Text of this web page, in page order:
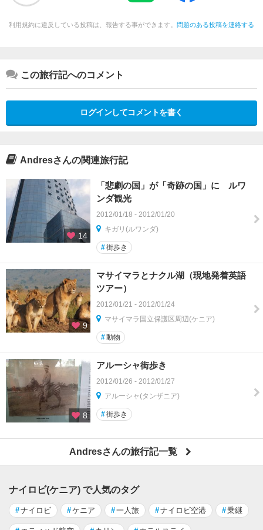
利用規約に違反している投稿は、報告する事ができます。 問題のある投稿を連絡する
この旅行記へのコメント
ログインしてコメントを書く
Andresさんの関連旅行記
14
「悲劇の国」が「奇跡の国」に ルワ
ンダ観光
2012/01/18 - 2012/01/20
キガリ(ルワンダ)
#街歩き
9
マサイマラとナクル湖（現地発着英語
ツアー）
2012/01/21 - 2012/01/24
マサイマラ国立保護区周辺(ケニア)
#動物
8
アルーシャ街歩き
2012/01/26 - 2012/01/27
アルーシャ(タンザニア)
#街歩き
Andresさんの旅行記一覧
ナイロビ(ケニア) で人気のタグ
#ナイロビ #ケニア #一人旅 #ナイロビ空港 #乗継